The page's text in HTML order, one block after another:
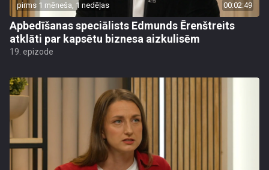
pirms 1 mēneša, 1 nedēļas 00:02:49
Apbedīšanas speciālists Edmunds Ērenštreits
atklāti par kapsētu biznesa aizkulisēm
19. epizode